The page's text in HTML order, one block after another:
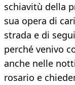
schiavitù della
sua opera di
strada e di
perché venivo
anche nelle
rosario e